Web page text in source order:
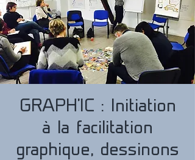
GRAPH'IC : Initiation
à la facilitation
graphique, dessinons